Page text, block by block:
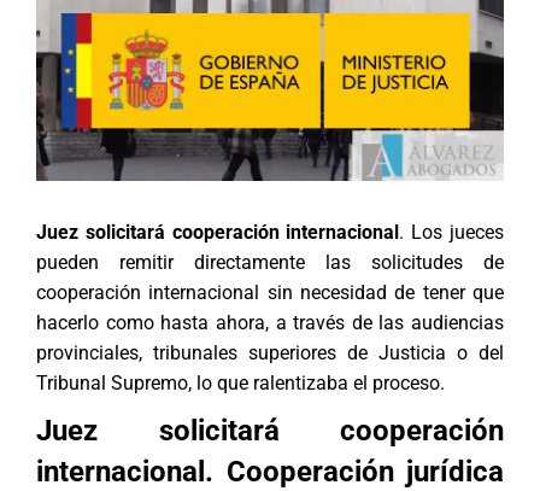
Juez solicitará cooperación internacional. Los jueces
pueden remitir directamente las solicitudes de
cooperación internacional sin necesidad de tener que
hacerlo como hasta ahora, a través de las audiencias
provinciales, tribunales superiores de Justicia o del
Tribunal Supremo, lo que ralentizaba el proceso.
Juez solicitará cooperación
internacional. Cooperación jurídica